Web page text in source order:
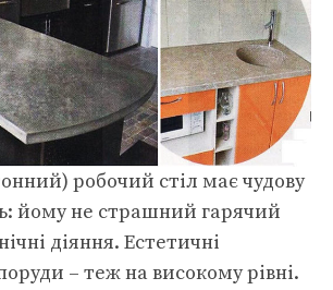
робочий стіл має чудову
йому не страшний гарячий
діяння. Естетичні
– теж на високому рівні.